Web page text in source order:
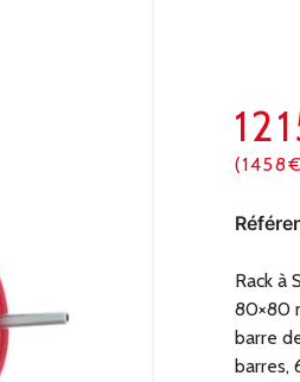
Rack à
80×80
barre
barres,